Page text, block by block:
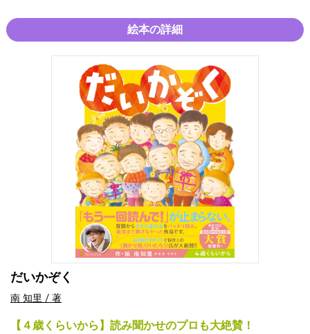
絵本の詳細
だいかぞく
南 知里 / 著
【４歳くらいから】読み聞かせのプロも大絶賛！